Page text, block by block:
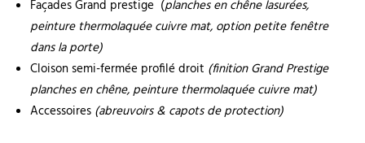
Façades Grand prestige (planches en chêne lasurées,
peinture thermolaquée cuivre mat, option petite fenêtre
dans la porte)
Cloison semi-fermée profilé droit (finition Grand Prestige
planches en chêne, peinture thermolaquée cuivre mat)
Accessoires (abreuvoirs & capots de protection)